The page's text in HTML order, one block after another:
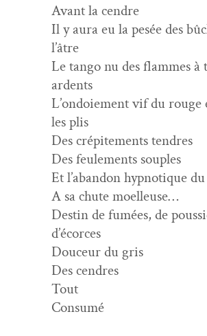
Avant la cendre
Il y aura eu la pesée des
l’âtre
Le tan­go nu des flammes à
ardents
L’ondoiement vif du rouge
les plis
Des crépite­ments tendres
Des feule­ments souples
Et l’abandon hyp­no­tique
A sa chute moelleuse…
Des­tin de fumées, de
d’écorces
Douceur du gris
Des cendres
Tout
Consumé